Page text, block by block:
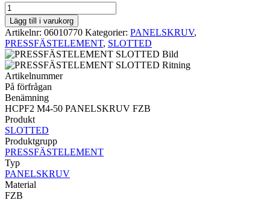
PANELSKRUV
SLOTTED
HCPF2
M4-
50
PANELSKRUV
FZB
mängd
Lägg till i varukorg
Artikelnr: 06010770 Kategorier: PANELSKRUV,
PRESSFÄSTELEMENT, SLOTTED
Artikelnummer
På förfrågan
Benämning
HCPF2 M4-50 PANELSKRUV FZB
Produkt
SLOTTED
Produktgrupp
PRESSFÄSTELEMENT
Typ
PANELSKRUV
Material
FZB